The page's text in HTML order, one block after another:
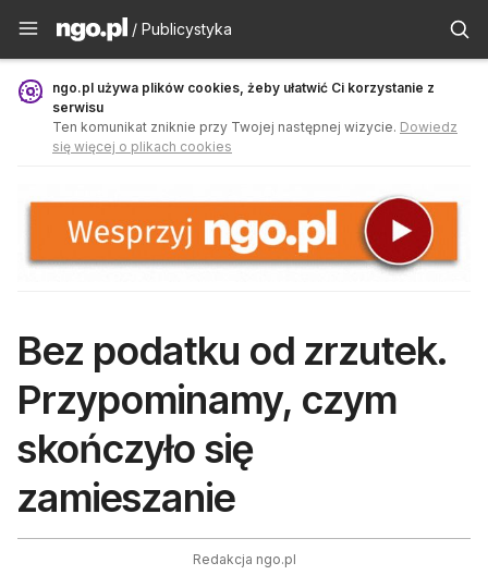
Publicystyka - ngo.pl
/ Publicystyka
ngo.pl używa plików cookies, żeby ułatwić Ci korzystanie z
serwisu
Ten komunikat zniknie przy Twojej następnej wizycie. Dowiedz
się więcej o plikach cookies
Bez podatku od zrzutek.
Przypominamy, czym
skończyło się
zamieszanie
Redakcja ngo.pl